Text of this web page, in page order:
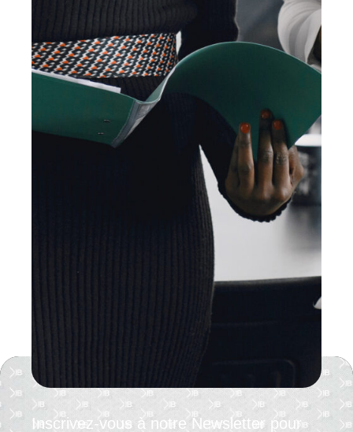
Inscrivez-vous à notre Newsletter pour